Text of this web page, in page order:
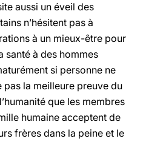
aussi un éveil des
n’hésitent pas à
à un mieux-être pour
santé à des hommes
si personne ne
pas la meilleure preuve du
que les membres
humaine acceptent de
frères dans la peine et le